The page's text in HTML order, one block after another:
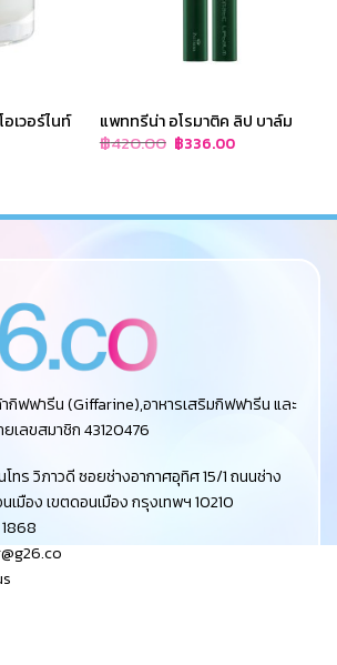
เวอร์ไนท์
แพททรีน่า อโรมาติค ลิป บาล์ม
฿420.00 Original
price
฿336.00Current
price
กิฟฟารีน (Giffarine),อาหารเสริมกิฟฟารีน และ
เลขสมาชิก 43120476
โทร วิภาวดี ซอยช่างอากาศอุทิศ 15/1 ถนนช่าง
มือง เขตดอนเมือง กรุงเทพฯ 10210